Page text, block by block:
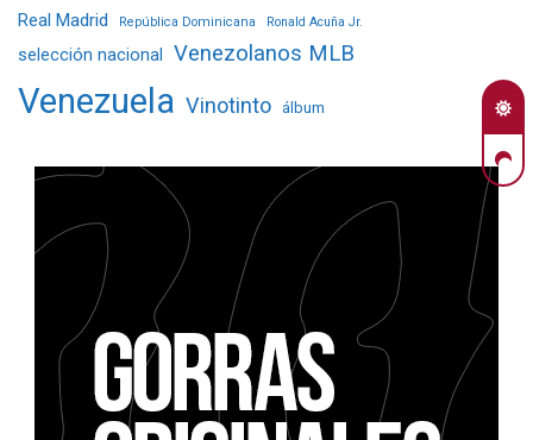
Real Madrid República Dominicana Ronald Acuña Jr.
selección nacional Venezolanos MLB
Venezuela Vinotinto álbum